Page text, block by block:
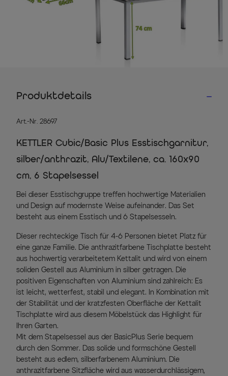
Produktdetails
Art.-Nr. 28697
KETTLER Cubic/Basic Plus Esstischgarnitur,
silber/anthrazit, Alu/Textilene, ca. 160x90
cm, 6 Stapelsessel
Bei dieser Esstischgruppe treffen hochwertige Materialien
und Design auf modernste Weise aufeinander. Das Set
besteht aus einem Esstisch und 6 Stapelsesseln.
Dieser rechteckige Tisch für 4-6 Personen bietet Platz für
eine ganze Familie. Die anthrazitfarbene Tischplatte besteht
aus hochwertig verarbeitetem Kettalit und wird von einem
soliden Gestell aus Aluminium in silber getragen. Die
positiven Eigenschaften von Aluminium sind zahlreich: Es
ist leicht, wetterfest, stabil und elegant. In Kombination mit
der Stabilität und der kratzfesten Oberfläche der Kettalit
Tischplatte wird aus diesem Möbelstück das Highlight für
Ihren Garten.
Mit dem Stapelsessel aus der BasicPlus Serie bequem
durch den Sommer. Das solide und formschöne Gestell
besteht aus edlem, silberfarbenem Aluminium. Die
anthrazitfarbene Sitzfläche wird aus wasserdurchlässigem,